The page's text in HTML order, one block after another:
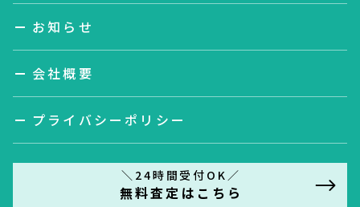
お知らせ
会社概要
プライバシーポリシー
＼24時間受付OK／
無料査定はこちら